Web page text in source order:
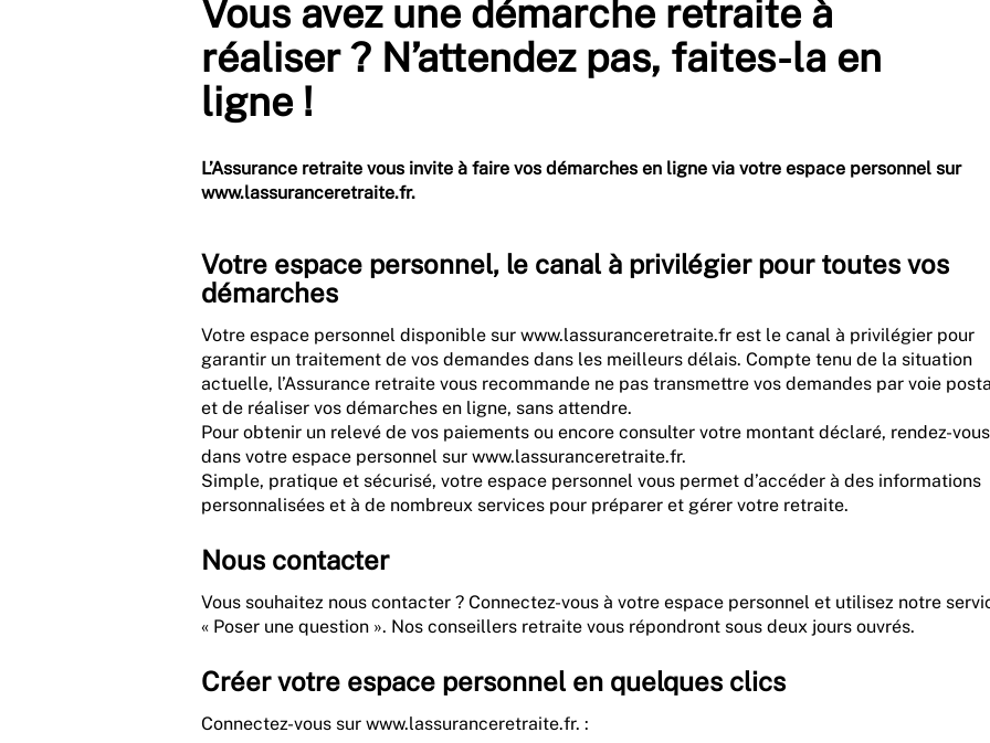
Vous avez une démarche retraite à
réaliser ? N’attendez pas, faites-la en
ligne !
L’Assurance retraite vous invite à faire vos démarches en ligne via votre espace personnel sur
www.lassuranceretraite.fr.
Votre espace personnel, le canal à privilégier pour toutes vos
démarches
Votre espace personnel disponible sur www.lassuranceretraite.fr est le canal à privilégier pour
garantir un traitement de vos demandes dans les meilleurs délais. Compte tenu de la situation
actuelle, l’Assurance retraite vous recommande ne pas transmettre vos demandes par voie
et de réaliser vos démarches en ligne, sans attendre.
Pour obtenir un relevé de vos paiements ou encore consulter votre montant déclaré, rendez-vous
dans votre espace personnel sur www.lassuranceretraite.fr.
Simple, pratique et sécurisé, votre espace personnel vous permet d’accéder à des informations
personnalisées et à de nombreux services pour préparer et gérer votre retraite.
Nous contacter
Vous souhaitez nous contacter ? Connectez-vous à votre espace personnel et utilisez notre
« Poser une question ». Nos conseillers retraite vous répondront sous deux jours ouvrés.
Créer votre espace personnel en quelques clics
Connectez-vous sur www.lassuranceretraite.fr. :